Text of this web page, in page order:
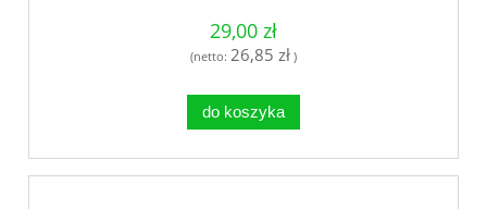
29,00 zł
(netto: 26,85 zł )
do koszyka